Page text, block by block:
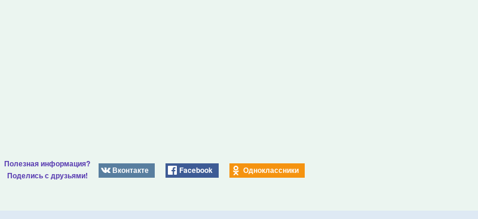
Полезная информация?
Поделись с друзьями!
Вконтакте Facebook Одноклассники